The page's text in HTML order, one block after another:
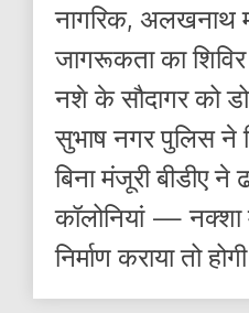
नागरिक, अलखनाथ
जागरूकता का शिविर
नशे के सौदागर को
सुभाष नगर पुलिस ने
बिना मंजूरी बीडीए ने
कॉलोनियां — नक्शा
निर्माण कराया तो